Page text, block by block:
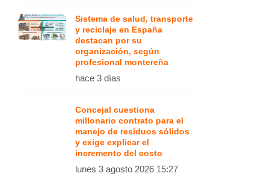
Sistema de salud, transporte
y reciclaje en España
destacan por su
organización, según
profesional montereña
hace 3 días
Concejal cuestiona
millonario contrato para el
manejo de residuos sólidos
y exige explicar el
incremento del costo
lunes 3 agosto 2026 15:27